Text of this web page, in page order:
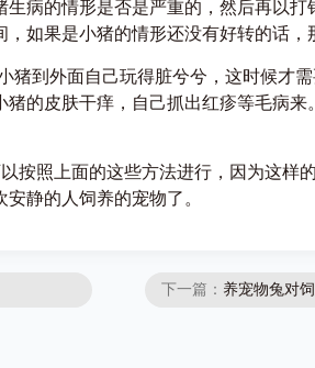
病的情形是否是严重的，然后再以
如果是小猪的情形还没有好转的话，
到外面自己玩得脏兮兮，这时候才
的皮肤干痒，自己抓出红疹等毛病
照上面的这些方法进行，因为这样
静的人饲养的宠物了。
下一篇： 养宠物兔对